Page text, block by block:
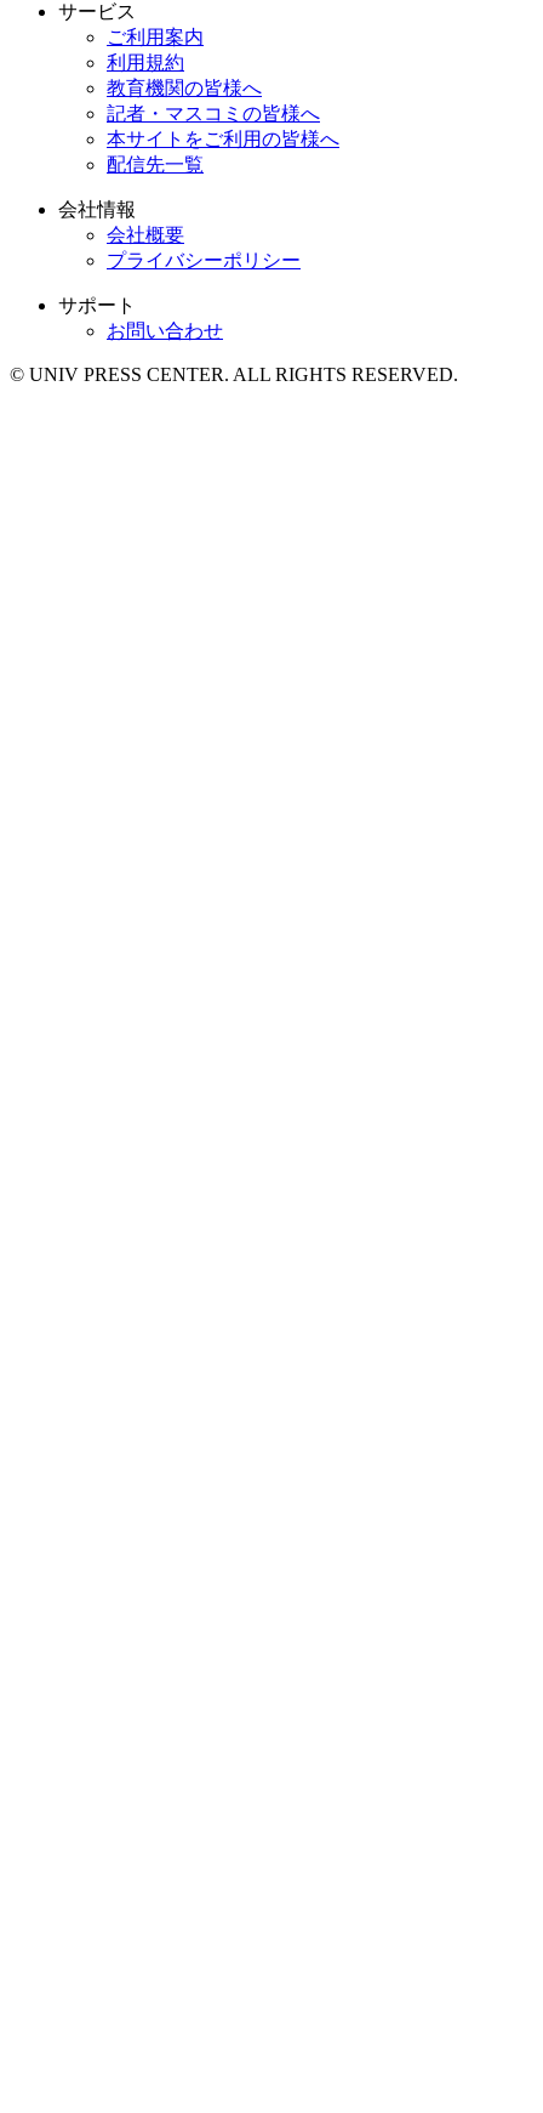
サービス
ご利用案内
利用規約
教育機関の皆様へ
記者・マスコミの皆様へ
本サイトをご利用の皆様へ
配信先一覧
会社情報
会社概要
プライバシーポリシー
サポート
お問い合わせ
© UNIV PRESS CENTER. ALL RIGHTS RESERVED.